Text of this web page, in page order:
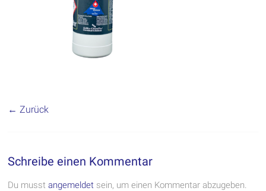
← Zurück
Schreibe einen Kommentar
Du musstangemeldet sein, um einen Kommentar abzugeben.